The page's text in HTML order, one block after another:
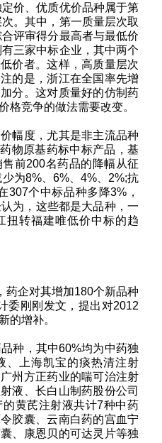
价、优质优价品种属于第
。其中，第一质量层次取
评审得分最高者与最低价
三家中标企业，其中两个
价者。这样，高质量层次
的是，浙江在全国率先增
分。这对质量好的仿制药
格竞争的做法需要改变。
幅度，尤其是非主流品种
物原基药标中标产品，基
前200名药品的降幅从征
为8%、6%、4%、2%;抗
307个中标品种多降3%，
为，这些都是大品种，一
扭转福建唯低价中标的趋
药企对其增加180个新品种
委刚刚发文，提出对2012
的增补。
种，其中60%均为中药独
、上海凯宝的痰热清注射
州方正药业的喘可治注射
液、长白山制药股份公司
黄芪注射液共计7种中药
胶囊、云南白药的宫血宁
、康恩贝的可达灵片等独